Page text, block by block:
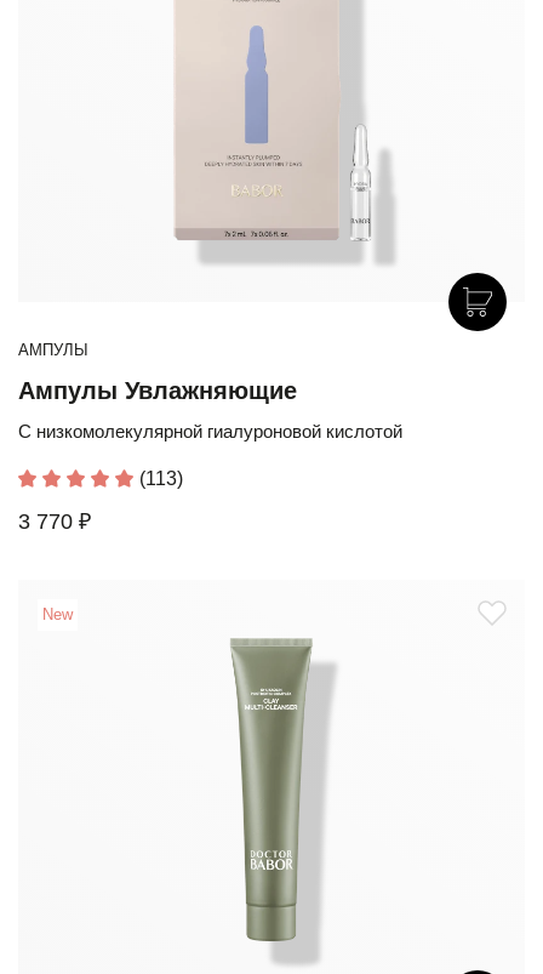
АМПУЛЫ
Ампулы Увлажняющие
С низкомолекулярной гиалуроновой кислотой
(113)
3 770 ₽
New